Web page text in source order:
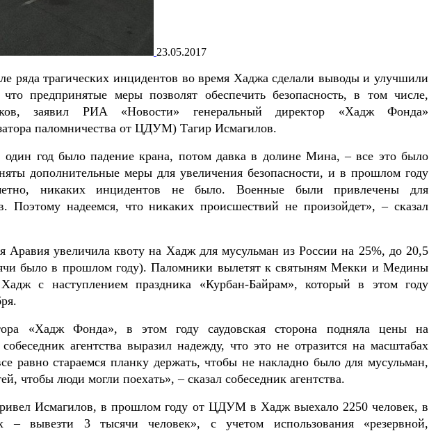
23.05.2017
ряда трагических инцидентов во время Хаджа сделали выводы и улучшили
предпринятые меры позволят обеспечить безопасность, в том числе,
заявил РИА «Новости» генеральный директор «Хадж Фонда»
паломничества от ЦДУМ) Тагир Исмагилов.
год было падение крана, потом давка в долине Мина, – все это было
дополнительные меры для увеличения безопасности, и в прошлом году
никаких инцидентов не было. Военные были привлечены для
Поэтому надеемся, что никаких происшествий не произойдет», – сказал
Аравия увеличила квоту на Хадж для мусульман из России на 25%, до 20,5
было в прошлом году). Паломники вылетят к святыням Мекки и Медины
с наступлением праздника «Курбан-Байрам», который в этом году
«Хадж Фонда», в этом году саудовская сторона подняла цены на
агентства выразил надежду, что это не отразится на масштабах
равно стараемся планку держать, чтобы не накладно было для мусульман,
чтобы люди могли поехать», – сказал собеседник агентства.
Исмагилов, в прошлом году от ЦДУМ в Хадж выехало 2250 человек, в
– вывезти 3 тысячи человек», с учетом использования «резервной,